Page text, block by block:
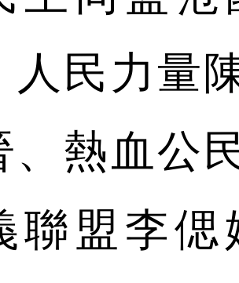
人民力量
、熱血公
聯盟李